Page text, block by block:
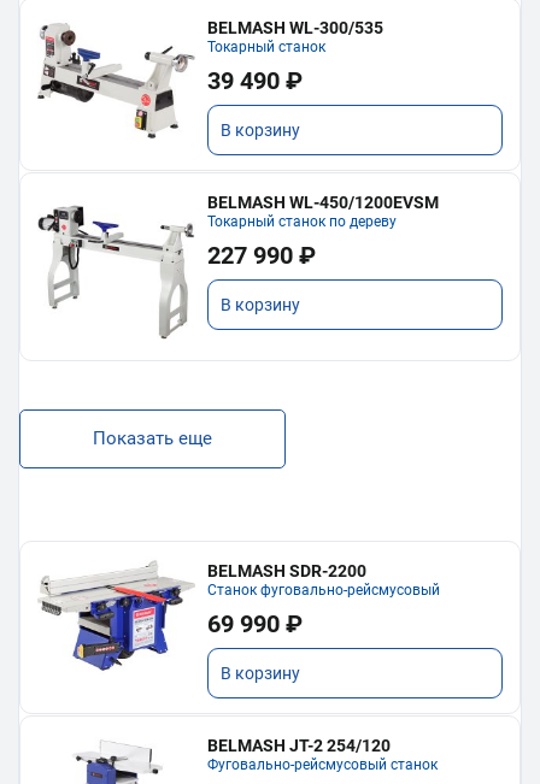
BELMASH WL-300/535
Токарный станок
39 490 ₽
В корзину
BELMASH WL-450/1200EVSM
Токарный станок по дереву
227 990 ₽
В корзину
Показать еще
BELMASH SDR-2200
Станок фуговально-рейсмусовый
69 990 ₽
В корзину
BELMASH JT-2 254/120
Фуговально-рейсмусовый станок